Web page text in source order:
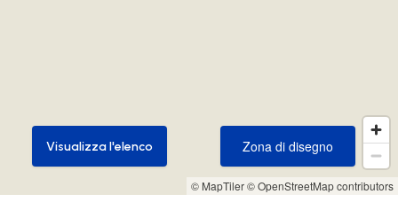
© MapTiler© OpenStreetMap contributors
Zona di disegno
Zona di disegno
Visualizza l'elenco
Visualizza l'elenco